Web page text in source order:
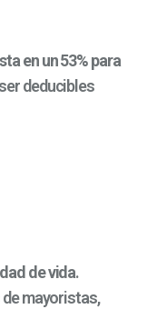
en un 53% para
deducibles
de vida.
mayoristas,